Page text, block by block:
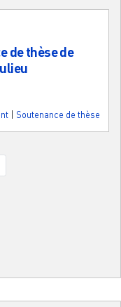
de thèse de
Soutenance de thèse
page